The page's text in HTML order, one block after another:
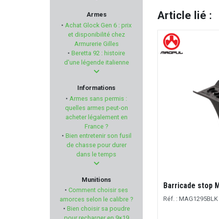
CMMG
FLUNATEC
RED DINGO
ANSCHÜTZ
TUNET
LOVERGREEN
Armes
• Achat Glock Gen 6 : prix
et disponibilité chez
Armurerie Gilles
• Beretta 92 : histoire
d'une légende italienne
Informations
• Armes sans permis :
quelles armes peut-on
acheter légalement en
France ?
• Bien entretenir son fusil
de chasse pour durer
dans le temps
Munitions
• Comment choisir ses
amorces selon le calibre ?
• Bien choisir sa poudre
Article lié :
Barricade stop
Réf. : MAG1295BLK